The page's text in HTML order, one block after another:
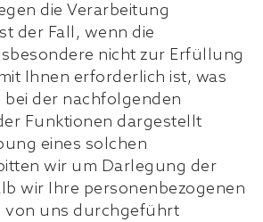
die Verarbeitung
der Fall, wenn die
nicht zur Erfüllung
Ihnen erforderlich ist, was
der nachfolgenden
Funktionen dargestellt
eines solchen
wir um Darlegung der
wir Ihre personenbezogenen
von uns durchgeführt